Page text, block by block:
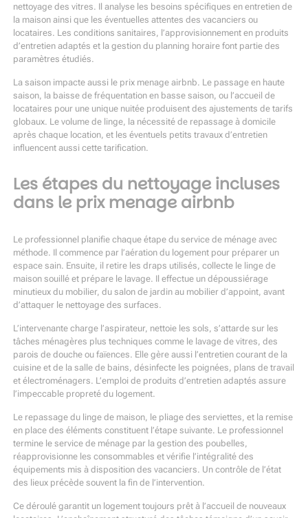
nettoyage des vitres. Il analyse les besoins spécifiques en entretien de
la maison ainsi que les éventuelles attentes des vacanciers ou
locataires. Les conditions sanitaires, l’approvisionnement en produits
d’entretien adaptés et la gestion du planning horaire font partie des
paramètres étudiés.
La saison impacte aussi le prix menage airbnb. Le passage en haute
saison, la baisse de fréquentation en basse saison, ou l’accueil de
locataires pour une unique nuitée produisent des ajustements de tarifs
globaux. Le volume de linge, la nécessité de repassage à domicile
après chaque location, et les éventuels petits travaux d’entretien
influencent aussi cette tarification.
Les étapes du nettoyage incluses
dans le prix menage airbnb
Le professionnel planifie chaque étape du service de ménage avec
méthode. Il commence par l’aération du logement pour préparer un
espace sain. Ensuite, il retire les draps utilisés, collecte le linge de
maison souillé et prépare le lavage. Il effectue un dépoussiérage
minutieux du mobilier, du salon de jardin au mobilier d’appoint, avant
d’attaquer le nettoyage des surfaces.
L’intervenante charge l’aspirateur, nettoie les sols, s’attarde sur les
tâches ménagères plus techniques comme le lavage de vitres, des
parois de douche ou faïences. Elle gère aussi l’entretien courant de la
cuisine et de la salle de bains, désinfecte les poignées, plans de travail
et électroménagers. L’emploi de produits d’entretien adaptés assure
l’impeccable propreté du logement.
Le repassage du linge de maison, le pliage des serviettes, et la remise
en place des éléments constituent l’étape suivante. Le professionnel
termine le service de ménage par la gestion des poubelles,
réapprovisionne les consommables et vérifie l’intégralité des
équipements mis à disposition des vacanciers. Un contrôle de l’état
des lieux précède souvent la fin de l’intervention.
Ce déroulé garantit un logement toujours prêt à l’accueil de nouveaux